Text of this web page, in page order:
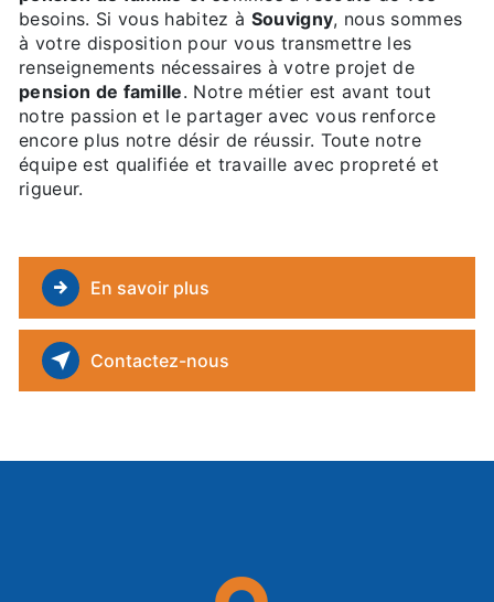
besoins. Si vous habitez à Souvigny, nous sommes
à votre disposition pour vous transmettre les
renseignements nécessaires à votre projet de
pension de famille. Notre métier est avant tout
notre passion et le partager avec vous renforce
encore plus notre désir de réussir. Toute notre
équipe est qualifiée et travaille avec propreté et
rigueur.
En savoir plus
Contactez-nous